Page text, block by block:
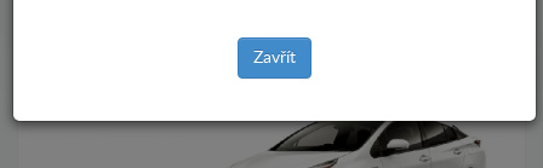
Zpět na produkty
Zavřít